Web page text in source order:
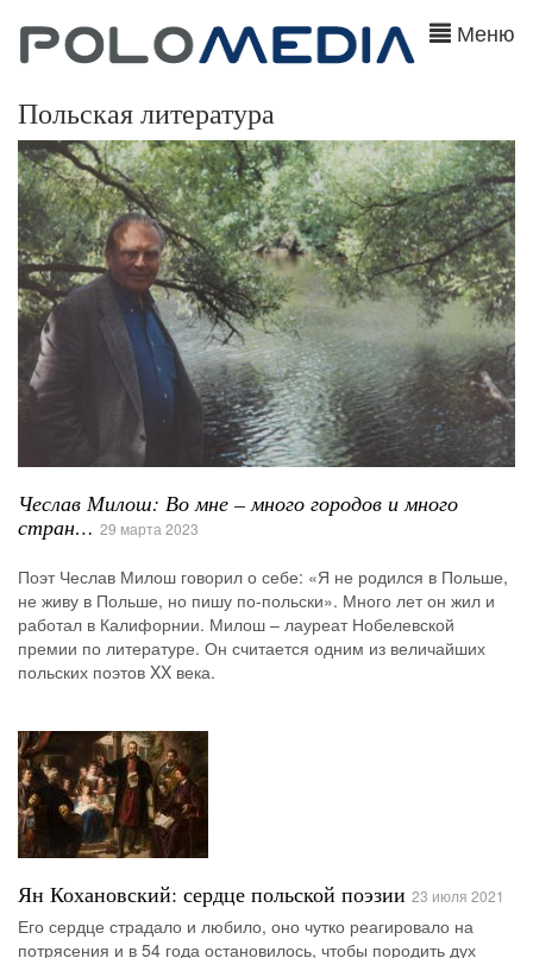
Меню
Польская литература
Чеслав Милош: Во мне – много городов и много
стран… 29 марта 2023
Поэт Чеслав Милош говорил о себе: «Я не родился в Польше,
не живу в Польше, но пишу по-польски». Много лет он жил и
работал в Калифорнии. Милош – лауреат Нобелевской
премии по литературе. Он считается одним из величайших
польских поэтов XX века.
Ян Кохановский: сердце польской поэзии 23 июля 2021
Его сердце страдало и любило, оно чутко реагировало на
потрясения и в 54 года остановилось, чтобы породить дух